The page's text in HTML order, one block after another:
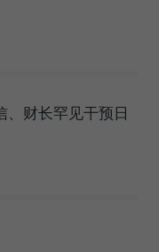
、财长罕见干预日